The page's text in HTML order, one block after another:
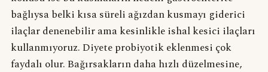
bağlıysa belki kısa süreli ağızdan kusmayı giderici
ilaçlar denenebilir ama kesinlikle ishal kesici ilaçları
kullanmıyoruz. Diyete probiyotik eklenmesi çok
faydalı olur. Bağırsakların daha hızlı düzelmesine,